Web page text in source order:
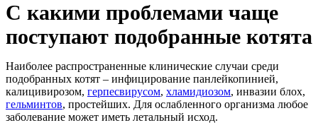
С какими проблемами чаще
поступают подобранные котята
Наиболее распространенные клинические случаи среди
подобранных котят – инфицирование панлейкопинией,
калицивирозом, герпесвирусом, хламидиозом, инвазии блох,
гельминтов, простейших. Для ослабленного организма любое
заболевание может иметь летальный исход.